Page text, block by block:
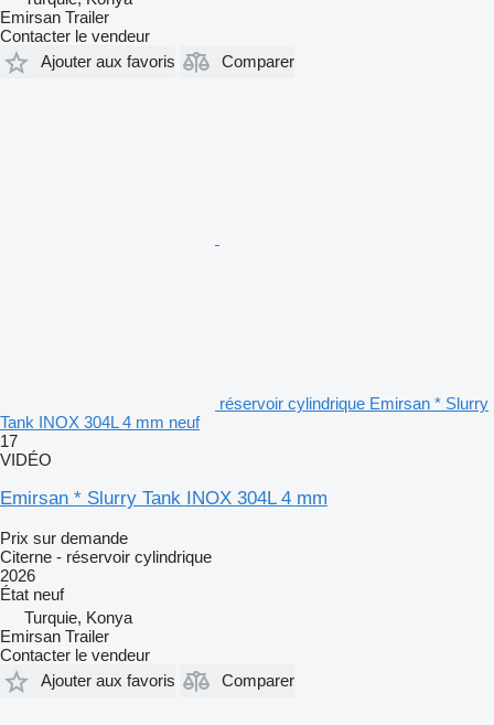
Emirsan Trailer
Contacter le vendeur
Ajouter aux favoris
Comparer
réservoir cylindrique Emirsan * Slurry
Tank INOX 304L 4 mm neuf
17
VIDÉO
Emirsan * Slurry Tank INOX 304L 4 mm
Prix sur demande
Citerne - réservoir cylindrique
2026
État neuf
Turquie, Konya
Emirsan Trailer
Contacter le vendeur
Ajouter aux favoris
Comparer